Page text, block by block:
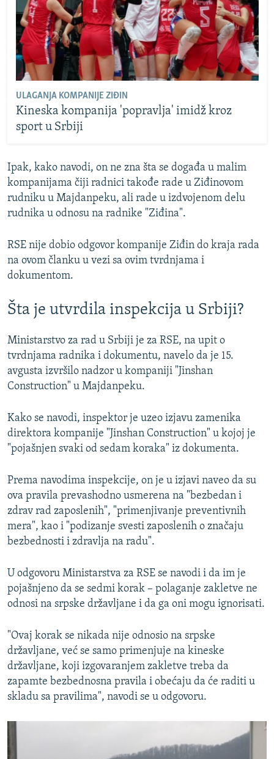
ULAGANJA KOMPANIJE ZIĐIN
Kineska kompanija 'popravlja' imidž kroz
sport u Srbiji
Ipak, kako navodi, on ne zna šta se događa u malim
kompanijama čiji radnici takođe rade u Ziđinovom
rudniku u Majdanpeku, ali rade u izdvojenom delu
rudnika u odnosu na radnike "Ziđina".
RSE nije dobio odgovor kompanije Ziđin do kraja rada
na ovom članku u vezi sa ovim tvrdnjama i
dokumentom.
Šta je utvrdila inspekcija u Srbiji?
Ministarstvo za rad u Srbiji je za RSE, na upit o
tvrdnjama radnika i dokumentu, navelo da je 15.
avgusta izvršilo nadzor u kompaniji "Jinshan
Construction" u Majdanpeku.
Kako se navodi, inspektor je uzeo izjavu zamenika
direktora kompanije "Jinshan Construction" u kojoj je
"pojašnjen svaki od sedam koraka" iz dokumenta.
Prema navodima inspekcije, on je u izjavi naveo da su
ova pravila prevashodno usmerena na "bezbedan i
zdrav rad zaposlenih", "primenjivanje preventivnih
mera", kao i "podizanje svesti zaposlenih o značaju
bezbednosti i zdravlja na radu".
U odgovoru Ministarstva za RSE se navodi i da im je
pojašnjeno da se sedmi korak – polaganje zakletve ne
odnosi na srpske državljane i da ga oni mogu ignorisati.
"Ovaj korak se nikada nije odnosio na srpske
državljane, već se samo primenjuje na kineske
državljane, koji izgovaranjem zakletve treba da
zapamte bezbednosna pravila i obećaju da će raditi u
skladu sa pravilima", navodi se u odgovoru.